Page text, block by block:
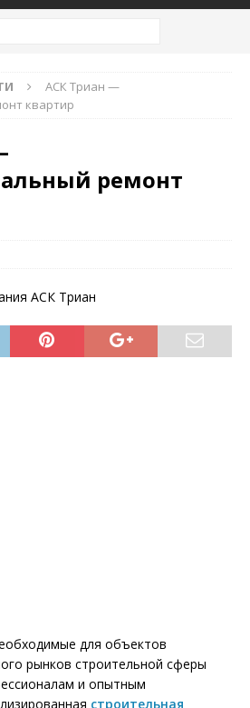
АСК Триан —
квартир
ремонт
для объектов
рынков строительной сферы
и опытным
строительная